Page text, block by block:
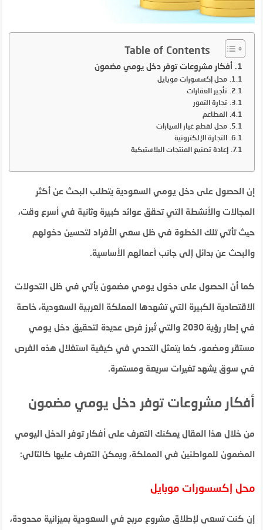
Table of Contents
أفكار مشروعات توفر دخل يومي مضمون
محل إكسسورات موبايل
تأجير العقارات
تجارة التمور
المطاعم
محل لقطع غيار السيارات
التجارة الإلكترونية
إعادة تصنيع المنتجات البلاستيكية
إن الحصول على دخل يومي السعودية يتطلب البحث عن أكثر
المجالات والأنشطة التي تحقق عوائد كبيرة وثانية في أسرع وقت،
حيث تأتي تلك الخطوة في ظل سعي الأفراد لتحسين دخولهم
والبحث عن بدائل إلى جانب أعمالهم الأساسية.
كما أن الحصول على دخول يومي مضمون يأتي في ظل التحولات
الاقتصادية الكبيرة التي تشهدها المملكة العربية السعودية، خاصة
في إطار رؤية 2030 والتي تُبرز فرص عديدة لتحقيق دخل يومي
مستقر ومضمو، كما يتمثل التحدي في كيفية استغلال هذه الفرص
في سوق يشهد تغيرات سريعة ومستمرة.
أفكار مشروعات توفر دخل يومي مضمون
من خلال هذا المقال يمكنك التعرف على أفكار توفر الدخل اليومي
المضمون للمواطنين في المملكة، ويمكن التعرف عليها كالتالي:
محل إكسسورات موبايل
إن كنت تسعى لإطلاق مشروع مربح في السعودية بميزانية محدودة،